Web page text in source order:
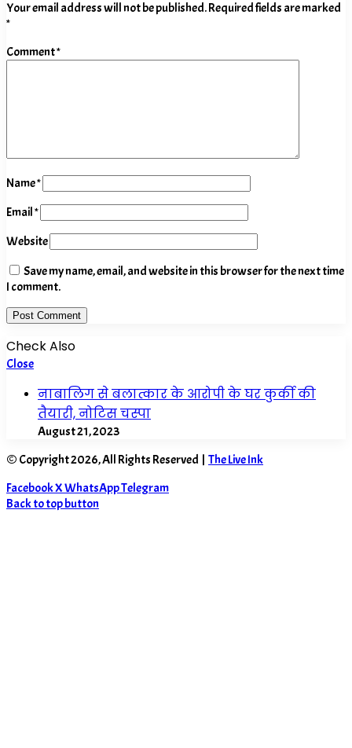
Your email address will not be published.Required fields are marked
*
Comment*
Name*
Email*
Website
Save my name, email, and website in this browser for the next time
I comment.
Check Also
Close
नाबालिग से बलात्कार के आरोपी के घर कुर्की की
तैयारी, नोटिस चस्पा
August 21, 2023
© Copyright 2026, All Rights Reserved | The Live Ink
FacebookXWhatsAppTelegram
Back to top button